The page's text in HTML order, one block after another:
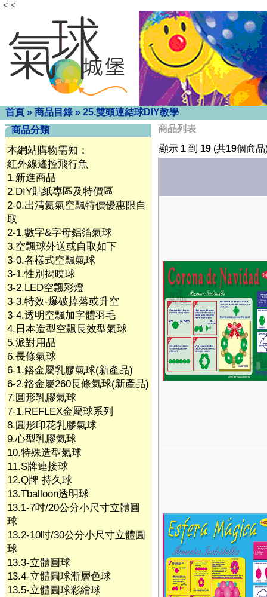
< <
首頁 » 商品目錄 » 25.雙頭連結球DIY教學
商品分類
本網站購物需知：
紅外線遙控飛行魚
1.新進商品
2.DIY貼紙專區及特價區
2-0.出清氦氣空飄特價優惠限自
取
2-1.數字&字母鋁箔氣球
3.空飄球外送或自取如下
3-0.各樣式空飄氣球
3-1.性別揭曉球
3-2.LED空飄彩燈
3-3.特效-爆破掉落或升空
3-4.透明空飄加字體羽毛
4.日本造型空飄長效型氣球
5.派對用品
6.長條氣球
6-1.鉻金屬乳膠氣球(新產品)
6-2.鉻金屬260長條氣球(新產品)
7.圓形乳膠氣球
7-1.REFLEX金屬球系列
8.圓形印花乳膠氣球
9.心型乳膠氣球
10.特殊造型氣球
11.S牌連接球
12.Q牌 持久球
13.Tballoon透明球
13.1-7吋/20公分小尺寸立體圓
球
13.2-10吋/30公分小尺寸立體圓
球
13.3-立體圓球
13.4-立體圓球漸層色球
13.5-立體圓球彩繪球
商品列表
顯示 1 到 19 (共19個商品